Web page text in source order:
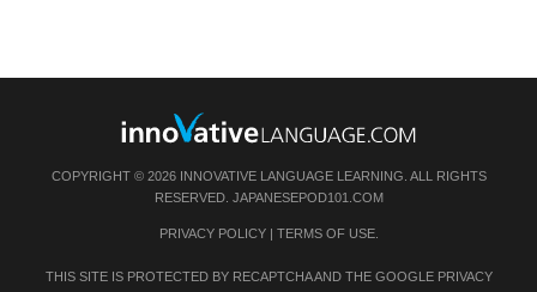
COPYRIGHT © 2026 INNOVATIVE LANGUAGE LEARNING. ALL RIGHTS
RESERVED. JAPANESEPOD101.COM
PRIVACY POLICY| TERMS OF USE.
THIS SITE IS PROTECTED BY RECAPTCHA AND THE GOOGLE PRIVACY